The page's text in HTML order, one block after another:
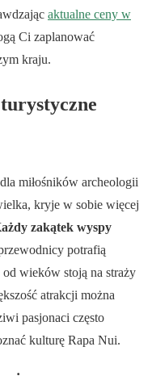
aktualne ceny w
Ci zaplanować
kraju.
miłośników archeologii
kryje w sobie więcej
zakątek wyspy
potrafią
wieków stoją na straży
atrakcji można
pasjonaci często
kulturę Rapa Nui.